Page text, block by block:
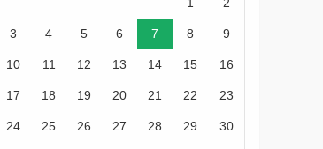
3 4 5 6 7 8 9
10 11 12 13 14 15 16
17 18 19 20 21 22 23
24 25 26 27 28 29 30